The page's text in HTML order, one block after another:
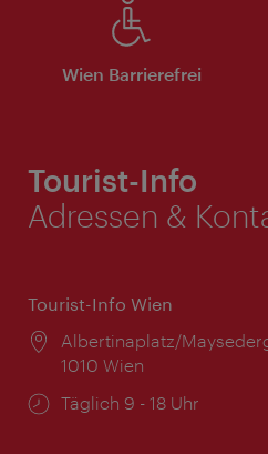
Wien Barrierefrei
Tourist-Info
Adressen &
Tourist-Info Wien
Ort:
Albertinaplatz/
1010 Wien
Öffnungszeiten:
Täglich 9 - 18 Uhr